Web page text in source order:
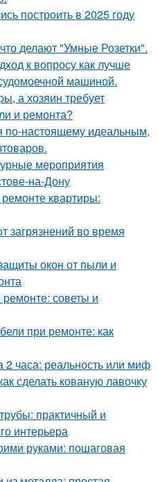
построить в 2025 году
делают "Умные Розетки".
к вопросу как лучше
машиной.
а хозяин требует
и ремонта?
по-настоящему идеальным,
мероприятия
на-Дону
квартиры:
загрязнений во время
окон от пыли и
советы и
при ремонте: как
2 часа: реальность или миф
сделать кованую лавочку
практичный и
интерьера
руками: пошаговая